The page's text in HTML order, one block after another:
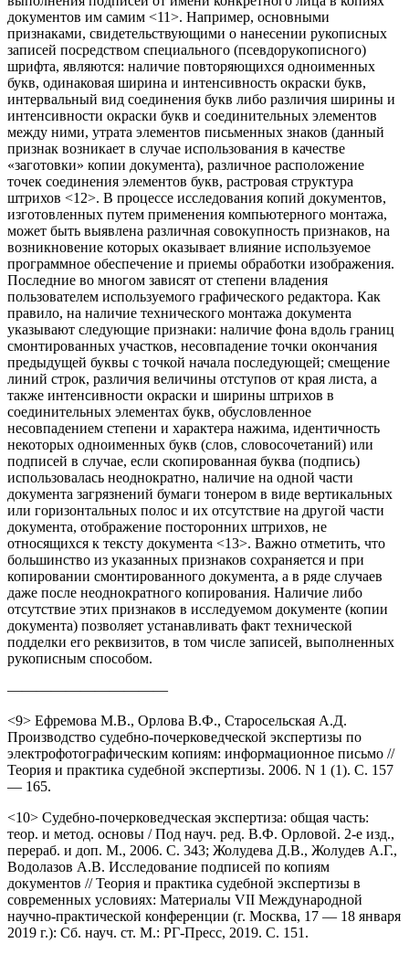
документов им самим <11>. Например, основными
признаками, свидетельствующими о нанесении рукописных
записей посредством специального (псевдорукописного)
шрифта, являются: наличие повторяющихся одноименных
букв, одинаковая ширина и интенсивность окраски букв,
интервальный вид соединения букв либо различия ширины и
интенсивности окраски букв и соединительных элементов
между ними, утрата элементов письменных знаков (данный
признак возникает в случае использования в качестве
«заготовки» копии документа), различное расположение
точек соединения элементов букв, растровая структура
штрихов <12>. В процессе исследования копий документов,
изготовленных путем применения компьютерного монтажа,
может быть выявлена различная совокупность признаков, на
возникновение которых оказывает влияние используемое
программное обеспечение и приемы обработки изображения.
Последние во многом зависят от степени владения
пользователем используемого графического редактора. Как
правило, на наличие технического монтажа документа
указывают следующие признаки: наличие фона вдоль границ
смонтированных участков, несовпадение точки окончания
предыдущей буквы с точкой начала последующей; смещение
линий строк, различия величины отступов от края листа, а
также интенсивности окраски и ширины штрихов в
соединительных элементах букв, обусловленное
несовпадением степени и характера нажима, идентичность
некоторых одноименных букв (слов, словосочетаний) или
подписей в случае, если скопированная буква (подпись)
использовалась неоднократно, наличие на одной части
документа загрязнений бумаги тонером в виде вертикальных
или горизонтальных полос и их отсутствие на другой части
документа, отображение посторонних штрихов, не
относящихся к тексту документа <13>. Важно отметить, что
большинство из указанных признаков сохраняется и при
копировании смонтированного документа, а в ряде случаев
даже после неоднократного копирования. Наличие либо
отсутствие этих признаков в исследуемом документе (копии
документа) позволяет устанавливать факт технической
подделки его реквизитов, в том числе записей, выполненных
рукописным способом.
———————————
<9> Ефремова М.В., Орлова В.Ф., Старосельская А.Д.
Производство судебно-почерковедческой экспертизы по
электрофотографическим копиям: информационное письмо //
Теория и практика судебной экспертизы. 2006. N 1 (1). С. 157
— 165.
<10> Судебно-почерковедческая экспертиза: общая часть:
теор. и метод. основы / Под науч. ред. В.Ф. Орловой. 2-е изд.,
перераб. и доп. М., 2006. С. 343; Жолудева Д.В., Жолудев А.Г.,
Водолазов А.В. Исследование подписей по копиям
документов // Теория и практика судебной экспертизы в
современных условиях: Материалы VII Международной
научно-практической конференции (г. Москва, 17 — 18 января
2019 г.): Сб. науч. ст. М.: РГ-Пресс, 2019. С. 151.